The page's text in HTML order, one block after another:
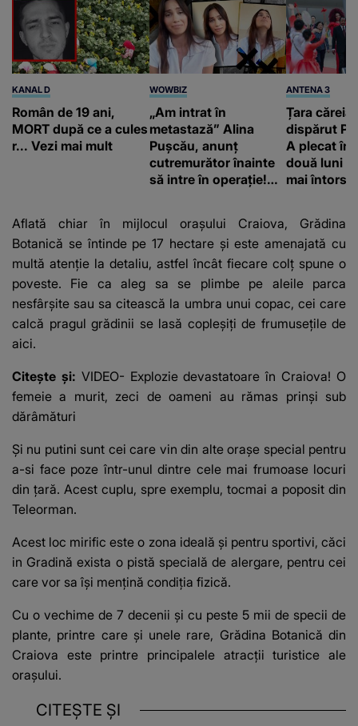
KANAL D
Român de 19 ani,
MORT după ce a cules
r... Vezi mai mult
WOWBIZ
„Am intrat în
metastază” Alina
Pușcău, anunț
cutremurător înainte
să intre în operație!
fanilor
ANTENA 3
Țara căreia
dispărut
A plecat în
două luni
mai întors
Aflată chiar în mijlocul orașului Craiova, Grădina
Botanică se întinde pe 17 hectare și este amenajată cu
multă atenție la detaliu, astfel încât fiecare colț spune o
poveste. Fie ca aleg sa se plimbe pe aleile parca
nesfârșite sau sa citească la umbra unui copac, cei care
calcă pragul grădinii se lasă copleșiți de frumusețile de
aici.
Citește și: VIDEO- Explozie devastatoare în Craiova! O
femeie a murit, zeci de oameni au rămas prinși sub
dărâmături
Și nu putini sunt cei care vin din alte orașe special pentru
a-si face poze într-unul dintre cele mai frumoase locuri
din țară. Acest cuplu, spre exemplu, tocmai a poposit din
Teleorman.
Acest loc mirific este o zona ideală și pentru sportivi, căci
in Gradină exista o pistă specială de alergare, pentru cei
care vor sa își mențină condiția fizică.
Cu o vechime de 7 decenii și cu peste 5 mii de specii de
plante, printre care și unele rare, Grădina Botanică din
Craiova este printre principalele atracții turistice ale
orașului.
CITEȘTE ȘI